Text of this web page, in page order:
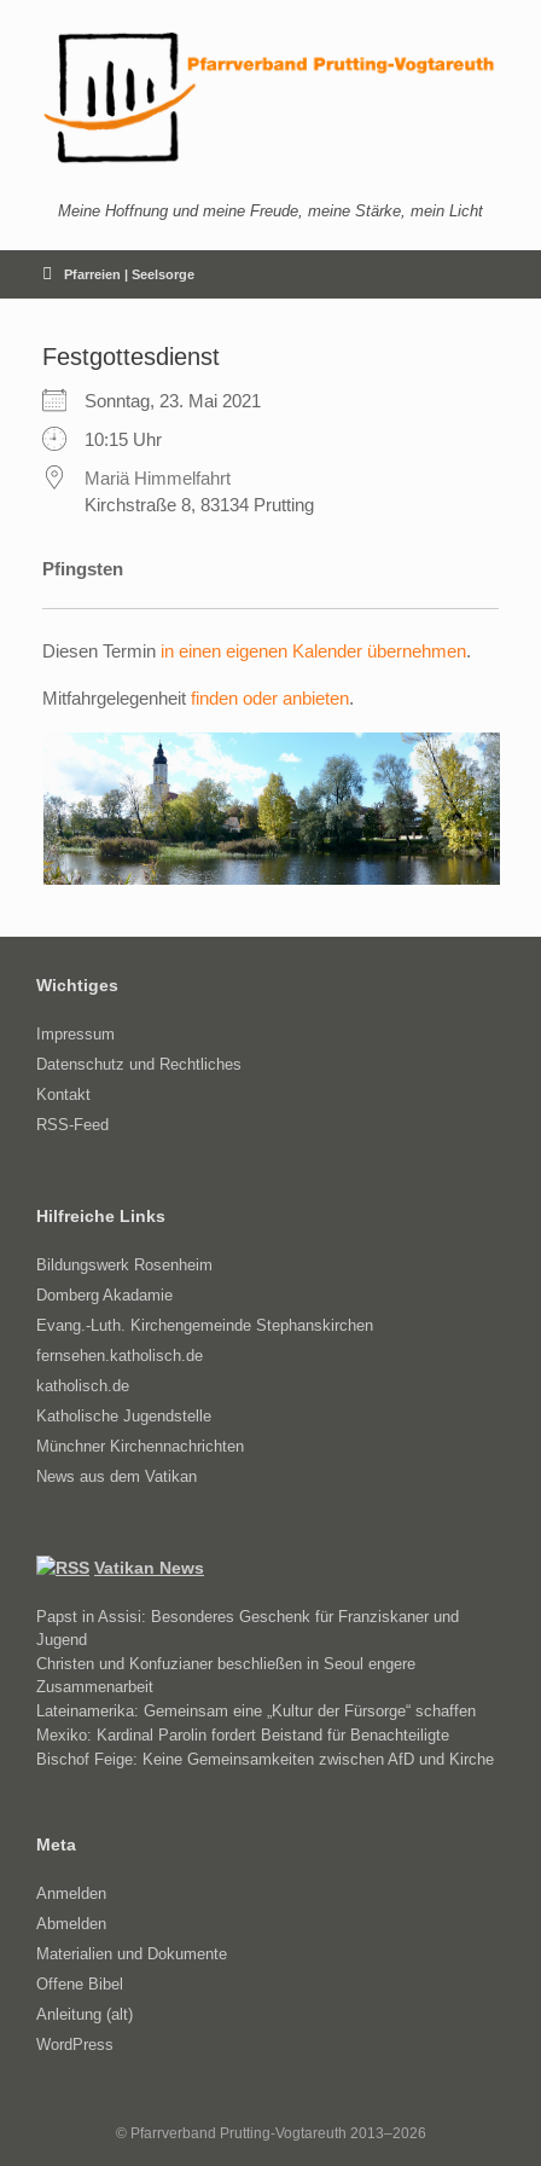
Meine Hoffnung und meine Freude, meine Stärke, mein Licht
Pfarreien | Seelsorge
Festgottesdienst
Sonntag, 23. Mai 2021
10:15 Uhr
Mariä Himmelfahrt
Kirchstraße 8, 83134 Prutting
Pfingsten
Diesen Termin in einen eigenen Kalender übernehmen.
Mitfahrgelegenheit finden oder anbieten.
Wichtiges
Impressum
Datenschutz und Rechtliches
Kontakt
RSS-Feed
Hilfreiche Links
Bildungswerk Rosenheim
Domberg Akadamie
Evang.-Luth. Kirchengemeinde Stephanskirchen
fernsehen.katholisch.de
katholisch.de
Katholische Jugendstelle
Münchner Kirchennachrichten
News aus dem Vatikan
Vatikan News
Papst in Assisi: Besonderes Geschenk für Franziskaner und
Jugend
Christen und Konfuzianer beschließen in Seoul engere
Zusammenarbeit
Lateinamerika: Gemeinsam eine „Kultur der Fürsorge“ schaffen
Mexiko: Kardinal Parolin fordert Beistand für Benachteiligte
Bischof Feige: Keine Gemeinsamkeiten zwischen AfD und Kirche
Meta
Anmelden
Abmelden
Materialien und Dokumente
Offene Bibel
Anleitung (alt)
WordPress
© Pfarrverband Prutting-Vogtareuth 2013–2026